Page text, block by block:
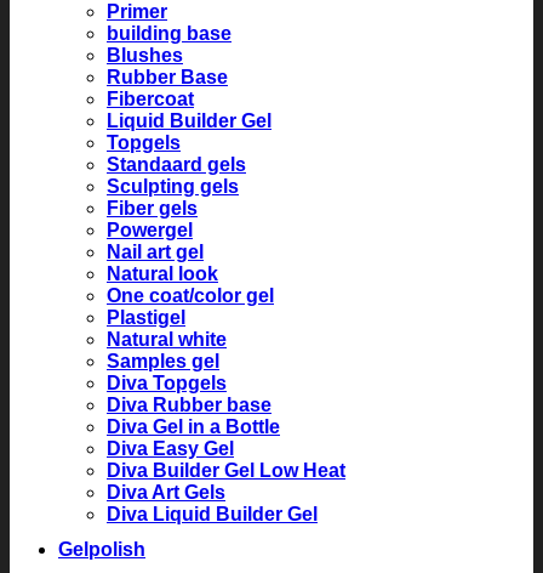
Primer
building base
Blushes
Rubber Base
Fibercoat
Liquid Builder Gel
Topgels
Standaard gels
Sculpting gels
Fiber gels
Powergel
Nail art gel
Natural look
One coat/color gel
Plastigel
Natural white
Samples gel
Diva Topgels
Diva Rubber base
Diva Gel in a Bottle
Diva Easy Gel
Diva Builder Gel Low Heat
Diva Art Gels
Diva Liquid Builder Gel
Gelpolish